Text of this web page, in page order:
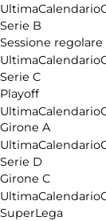
UltimaCalendario
Serie B
Sessione regolare
UltimaCalendario
Serie C
Playoff
UltimaCalendario
Girone A
UltimaCalendario
Serie D
Girone C
UltimaCalendario
SuperLega